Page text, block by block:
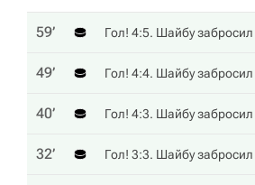
59‎’‎ Гол! 4:5. Шайбу забросил
49‎’‎ Гол! 4:4. Шайбу забросил
40‎’‎ Гол! 4:3. Шайбу забросил
32‎’‎ Гол! 3:3. Шайбу забросил